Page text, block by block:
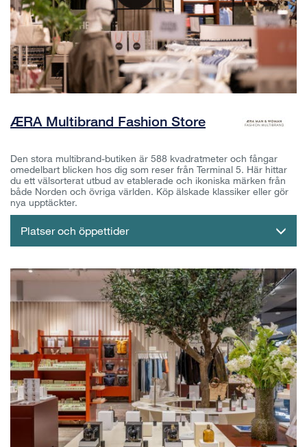
ÆRA Multibrand Fashion Store
Den stora multibrand-butiken är 588 kvadratmeter och fångar
omedelbart blicken hos dig som reser från Terminal 5. Här hittar
du ett välsorterat utbud av etablerade och ikoniska märken från
både Norden och övriga världen. Köp älskade klassiker eller gör
nya upptäckter.
Platser och öppettider